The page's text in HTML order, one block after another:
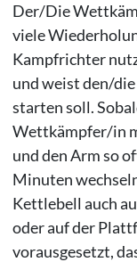
Der/Die
viele
Kampfrichter
und weist den/
starten soll.
Wettkämpfer/in
und den Arm so
Minuten
Kettlebell auch
oder auf der
vorausgesetzt,